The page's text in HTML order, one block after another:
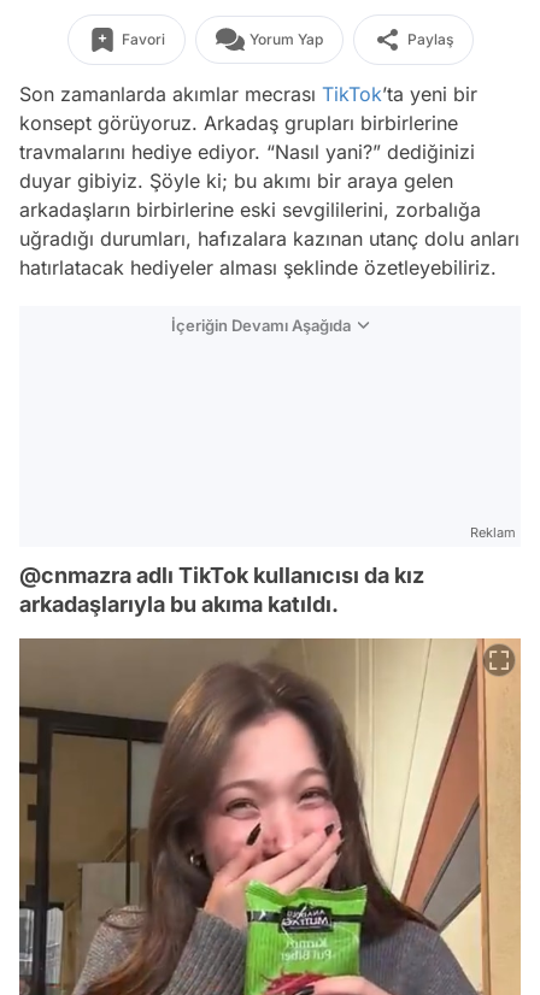
Favori Yorum Yap Paylaş
Son zamanlarda akımlar mecrası TikTok’ta yeni bir
konsept görüyoruz. Arkadaş grupları birbirlerine
travmalarını hediye ediyor. “Nasıl yani?” dediğinizi
duyar gibiyiz. Şöyle ki; bu akımı bir araya gelen
arkadaşların birbirlerine eski sevgililerini, zorbalığa
uğradığı durumları, hafızalara kazınan utanç dolu anları
hatırlatacak hediyeler alması şeklinde özetleyebiliriz.
İçeriğin Devamı Aşağıda
Reklam
@cnmazra adlı TikTok kullanıcısı da kız
arkadaşlarıyla bu akıma katıldı.